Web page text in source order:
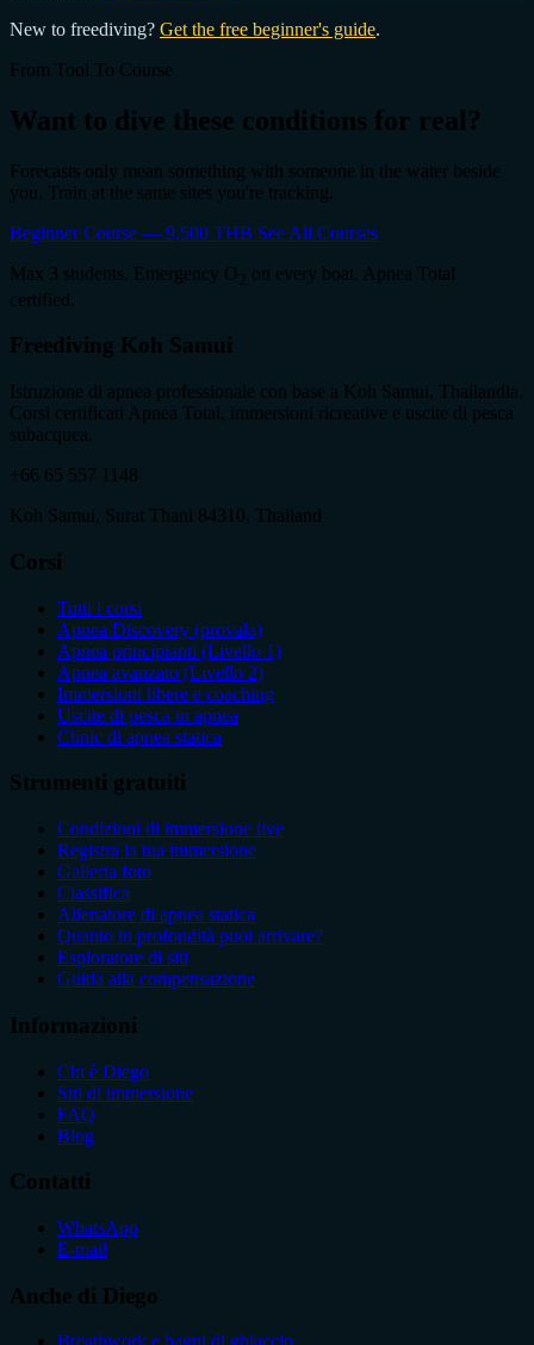
New to freediving? Get the free beginner's guide.
From Tool To Course
Want to dive these conditions for real?
Forecasts only mean something with someone in the water beside
you. Train at the same sites you're tracking.
Beginner Course — 9,500 THB See All Courses
Max 3 students. Emergency O
on every boat. Apnea Total
certified.
Freediving Koh Samui
Istruzione di apnea professionale con base a Koh Samui, Thailandia.
Corsi certificati Apnea Total, immersioni ricreative e uscite di pesca
subacquea.
+66 65 557 1148
Koh Samui, Surat Thani 84310, Thailand
Corsi
Tutti i corsi
Apnea Discovery (provala)
Apnea principianti (Livello 1)
Apnea avanzato (Livello 2)
Immersioni libere e coaching
Uscite di pesca in apnea
Clinic di apnea statica
Strumenti gratuiti
Condizioni di immersione live
Registra la tua immersione
Galleria foto
Classifica
Allenatore di apnea statica
Quanto in profondità puoi arrivare?
Esploratore di siti
Guida alla compensazione
Informazioni
Chi è Diego
Siti di immersione
FAQ
Blog
Contatti
WhatsApp
E-mail
Anche di Diego